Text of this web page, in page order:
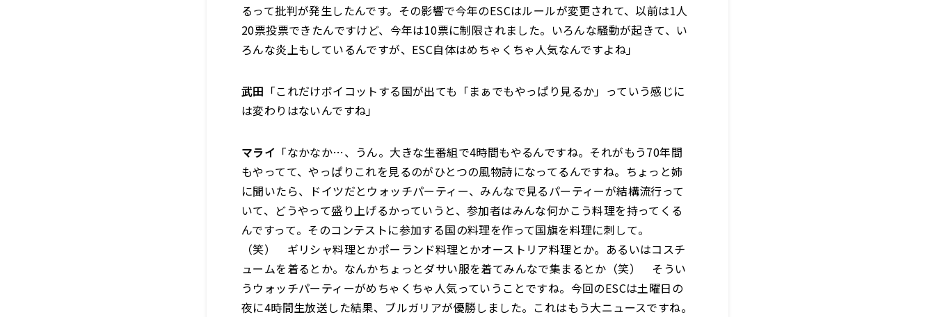
るって批判が発生したんです。その影響で今年のESCはルールが変更されて、以前は1人
20票投票できたんですけど、今年は10票に制限されました。いろんな騒動が起きて、い
ろんな炎上もしているんですが、ESC自体はめちゃくちゃ人気なんですよね」
武田 「これだけボイコットする国が出ても「まぁでもやっぱり見るか」っていう感じに
は変わりはないんですね」
マライ 「なかなか…、うん。大きな生番組で4時間もやるんですね。それがもう70年間
もやってて、やっぱりこれを見るのがひとつの風物詩になってるんですね。ちょっと姉
に聞いたら、ドイツだとウォッチパーティー、みんなで見るパーティーが結構流行って
いて、どうやって盛り上げるかっていうと、参加者はみんな何かこう料理を持ってくる
んですって。そのコンテストに参加する国の料理を作って国旗を料理に刺して。
（笑） ギリシャ料理とかポーランド料理とかオーストリア料理とか。あるいはコスチ
ュームを着るとか。なんかちょっとダサい服を着てみんなで集まるとか（笑） そうい
うウォッチパーティーがめちゃくちゃ人気っていうことですね。今回のESCは土曜日の
夜に4時間生放送した結果、ブルガリアが優勝しました。これはもう大ニュースですね。